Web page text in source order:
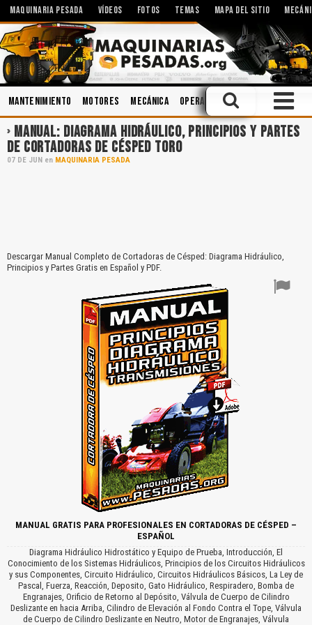
MAQUINARIA PESADA VÍDEOS FOTOS TEMAS MAPA DEL SITIO
Mantenimiento Motores Mecánica Operación Hidráulica
MANUAL: DIAGRAMA HIDRÁULICO, PRINCIPIOS Y PARTES
DE CORTADORAS DE CÉSPED TORO
07 DE JUN en MAQUINARIA PESADA
Descargar Manual Completo de Cortadoras de Césped: Diagrama Hidráulico,
Principios y Partes Gratis en Español y PDF.
MANUAL GRATIS PARA PROFESIONALES EN CORTADORAS DE CÉSPED –
ESPAÑOL
Diagrama Hidráulico Hidrostático y Equipo de Prueba, Introducción, El
Conocimiento de los Sistemas Hidráulicos, Principios de los Circuitos Hidráulicos
y sus Componentes, Circuito Hidráulico, Circuitos Hidráulicos Básicos, La Ley de
Pascal, Fuerza, Reacción, Deposito, Gato Hidráulico, Respiradero, Bomba de
Engranajes, Orificio de Retorno al Depósito, Válvula de Cuerpo de Cilindro
Deslizante en hacia Arriba, Cilindro de Elevación al Fondo Contra el Tope, Válvula
de Cuerpo de Cilindro Deslizante en Neutro, Motor de Engranajes, Válvula